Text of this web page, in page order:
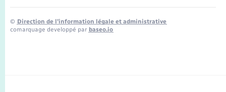
© Direction de l’information légale et administrative
comarquage developpé par baseo.io